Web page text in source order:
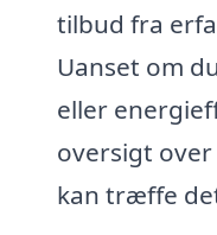
tilbud fra
Uanset om
eller
oversigt
kan træffe